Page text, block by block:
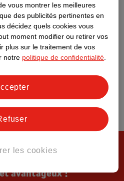
avantageux !
vous montrer les meilleures
des publicités pertinentes en
décidez quels cookies vous
moment modifier ou retirer vos
plus sur le traitement de vos
notre politique de confidentialité
les cookies